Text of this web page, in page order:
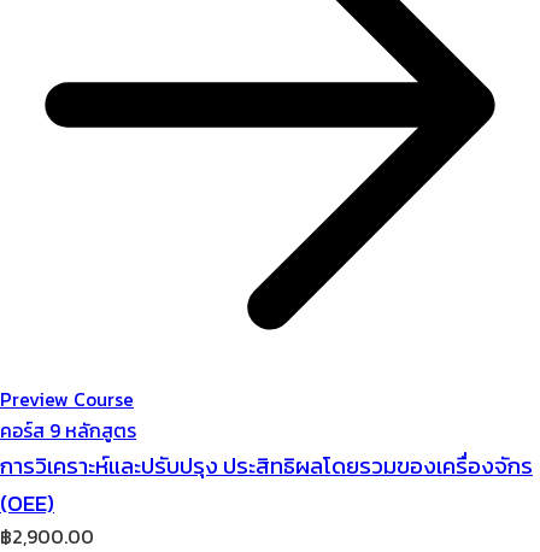
Preview Course
คอร์ส 9 หลักสูตร
การวิเคราะห์และปรับปรุง ประสิทธิผลโดยรวมของเครื่องจักร
(OEE)
฿2,900.00